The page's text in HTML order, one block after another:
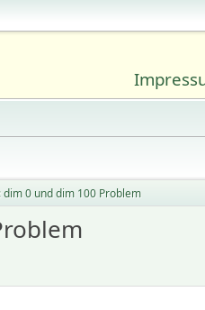
dim 0 und dim 100 Problem